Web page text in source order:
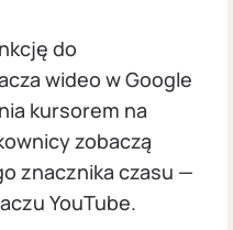
do
wideo w Google
kursorem na
zobaczą
znacznika czasu —
YouTube.